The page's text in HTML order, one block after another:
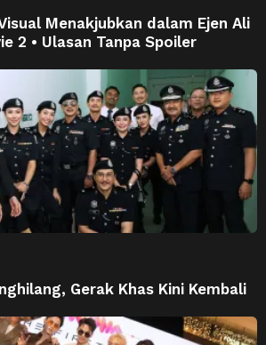
Menakjubkan dalam Ejen Ali
2 • Ulasan Tanpa Spoiler
Gerak Khas Kini Kembali